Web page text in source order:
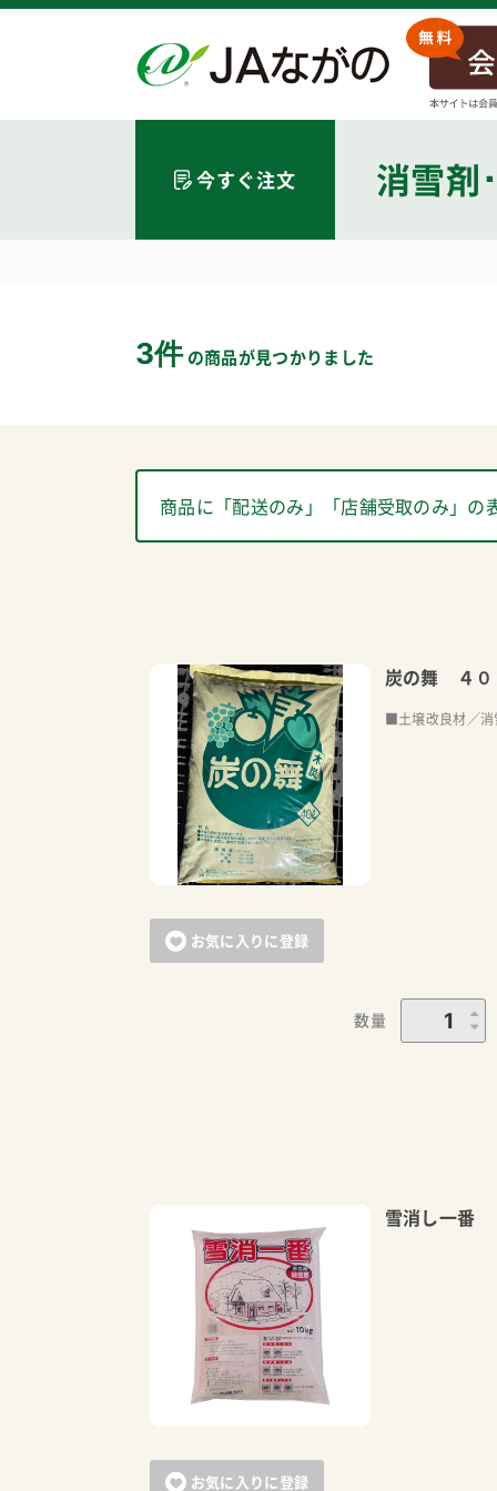
今すぐ注文 消雪剤
3件 の商品が見つかりました
商品に「配送のみ」「店舗受取のみ」
お気に入りに登録
炭の舞 ４０
■土壌改良材／消
数量
お気に入りに登録
雪消し一番